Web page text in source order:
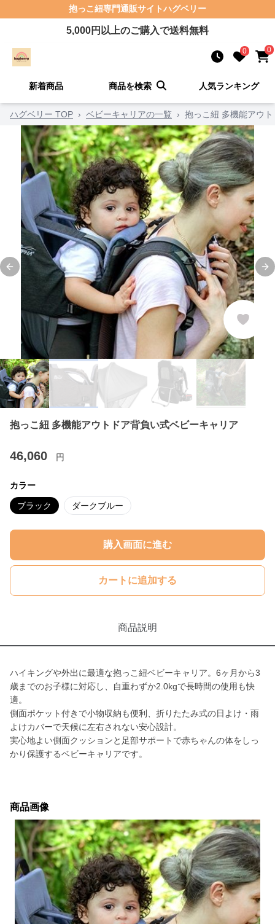
抱っこ紐専門通販サイトハグベリー
5,000円以上のご購入で送料無料
0 0
新着商品 商品を検索 人気ランキング
ハグベリー TOP › ベビーキャリアの一覧 › 抱っこ紐 多機能アウ
Previous slide
抱っこ紐 多機能アウトドア背負い式ベビーキャリア
46,060 円
カラー
ブラック ダークブルー
購入画面に進む
カートに追加する
商品説明
ハイキングや外出に最適な抱っこ紐ベビーキャリア。6ヶ月から3
歳までのお子様に対応し、自重わずか2.0kgで長時間の使用も快
適。
側面ポケット付きで小物収納も便利、折りたたみ式の日よけ・雨
よけカバーで天候に左右されない安心設計。
実心地よい側面クッションと足部サポートで赤ちゃんの体をしっ
かり保護するベビーキャリアです。
商品画像